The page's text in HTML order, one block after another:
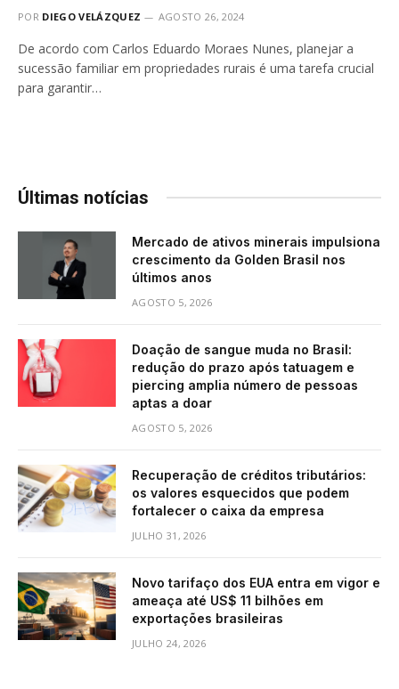
POR DIEGO VELÁZQUEZ AGOSTO 26, 2024
De acordo com Carlos Eduardo Moraes Nunes, planejar a
sucessão familiar em propriedades rurais é uma tarefa crucial
para garantir…
Últimas notícias
Mercado de ativos minerais impulsiona
crescimento da Golden Brasil nos
últimos anos
AGOSTO 5, 2026
Doação de sangue muda no Brasil:
redução do prazo após tatuagem e
piercing amplia número de pessoas
aptas a doar
AGOSTO 5, 2026
Recuperação de créditos tributários:
os valores esquecidos que podem
fortalecer o caixa da empresa
JULHO 31, 2026
Novo tarifaço dos EUA entra em vigor e
ameaça até US$ 11 bilhões em
exportações brasileiras
JULHO 24, 2026